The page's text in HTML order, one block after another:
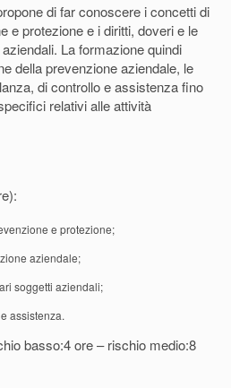
di far conoscere i concetti di
e protezione e i diritti, doveri e le
La formazione quindi
della prevenzione aziendale, le
di controllo e assistenza fino
relativi alle attività
e protezione;
aziendale;
soggetti aziendali;
assistenza.
basso:4 ore – rischio medio:8